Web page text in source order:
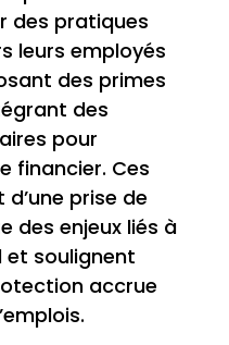
des pratiques
leurs employés
des primes
des
pour
financier. Ces
prise de
des enjeux liés à
soulignent
accrue